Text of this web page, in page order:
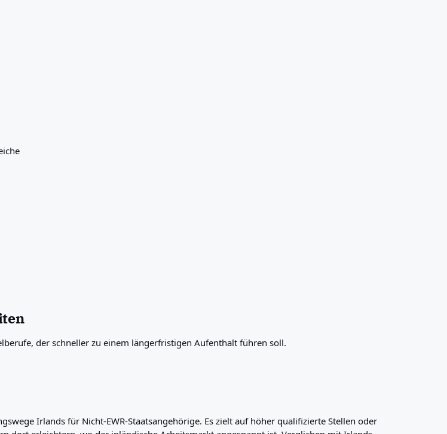
der schneller zu einem längerfristigen Aufenthalt führen soll.
Irlands für Nicht-EWR-Staatsangehörige. Es zielt auf höher qualifizierte Stellen oder